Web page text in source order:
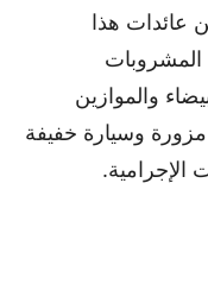
عائدات هذا
قنينة من المشروبات
والموازين
مزورة وسيارة خفيفة
الإجرامية.